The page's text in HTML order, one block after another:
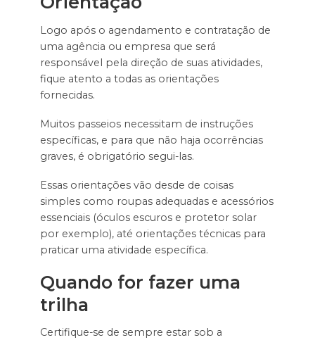
Logo após o agendamento e contratação de
uma agência ou empresa que será
responsável pela direção de suas atividades,
fique atento a todas as orientações
fornecidas.
Muitos passeios necessitam de instruções
específicas, e para que não haja ocorrências
graves, é obrigatório segui-las.
Essas orientações vão desde de coisas
simples como roupas adequadas e acessórios
essenciais (óculos escuros e protetor solar
por exemplo), até orientações técnicas para
praticar uma atividade específica.
Quando for fazer uma
trilha
Certifique-se de sempre estar sob a